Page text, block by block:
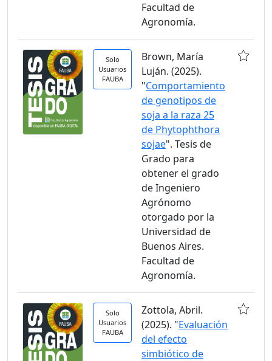
Facultad de
Agronomía.
Solo
Usuarios
FAUBA
Brown, María
Luján. (2025).
"Comportamiento
de genotipos de
soja a la raza 25
de Phytophthora
sojae". Tesis de
Grado para
obtener el grado
de Ingeniero
Agrónomo
otorgado por la
Universidad de
Buenos Aires.
Facultad de
Agronomía.
Solo
Usuarios
FAUBA
Zottola, Abril.
(2025). "Evaluación
del efecto
simbiótico de